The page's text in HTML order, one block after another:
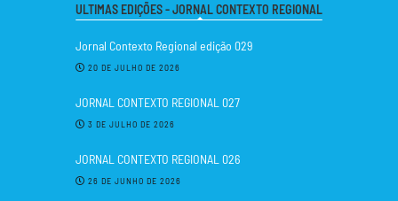
ULTIMAS EDIÇÕES - JORNAL CONTEXTO REGIONAL
Jornal Contexto Regional edição 029
20 DE JULHO DE 2026
JORNAL CONTEXTO REGIONAL 027
3 DE JULHO DE 2026
JORNAL CONTEXTO REGIONAL 026
26 DE JUNHO DE 2026